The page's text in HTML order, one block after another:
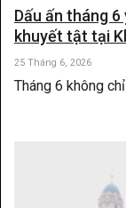
Dấu ấn tháng
khuyết tật tại
25 Tháng 6, 2026
Tháng 6 không